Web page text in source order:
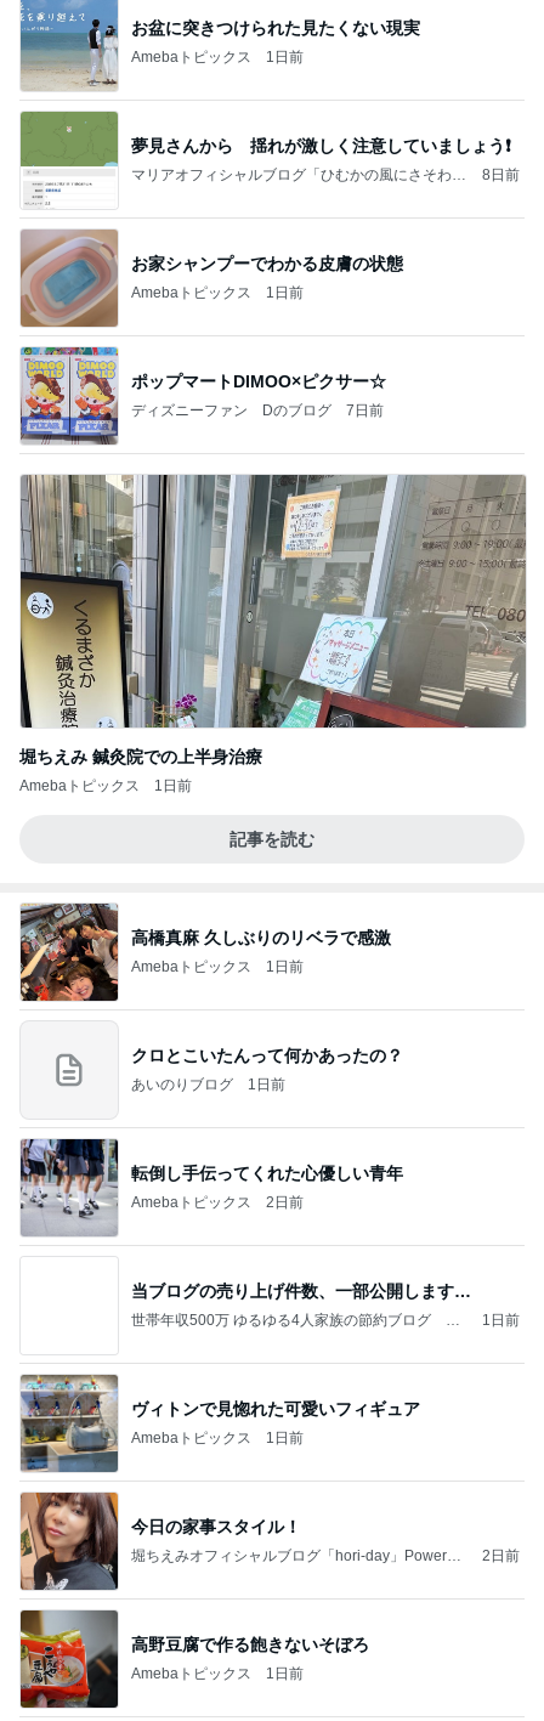
お盆に突きつけられた見たくない現実
Amebaトピックス 1日前
夢見さんから 揺れが激しく注意していましょう❗️
マリアオフィシャルブログ「ひむかの風にさそわれ
8日前
お家シャンプーでわかる皮膚の状態
Amebaトピックス 1日前
ポップマートDIMOO×ピクサー☆
ディズニーファン Dのブログ 7日前
堀ちえみ 鍼灸院での上半身治療
Amebaトピックス 1日前
記事を読む
高橋真麻 久しぶりのリベラで感激
Amebaトピックス 1日前
クロとこいたんって何かあったの？
あいのりブログ 1日前
転倒し手伝ってくれた心優しい青年
Amebaトピックス 2日前
当ブログの売り上げ件数、一部公開します…
世帯年収500万 ゆるゆる4人家族の節約ブログ 〜
1日前
ヴィトンで見惚れた可愛いフィギュア
Amebaトピックス 1日前
今日の家事スタイル！
堀ちえみオフィシャルブログ「hori-day」Powered
2日前
高野豆腐で作る飽きないそぼろ
Amebaトピックス 1日前